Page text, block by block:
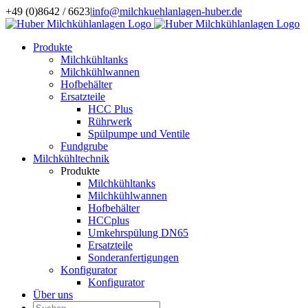
Zum
Inhalt
+49 (0)8642 / 6623|info@milchkuehlanlagen-huber.de
Produkte
Milchkühltanks
Milchkühlwannen
Hofbehälter
Ersatzteile
HCC Plus
Rührwerk
Spülpumpe und Ventile
Fundgrube
Milchkühltechnik
Produkte
Milchkühltanks
Milchkühlwannen
Hofbehälter
HCCplus
Umkehrspülung DN65
Ersatzteile
Sonderanfertigungen
Konfigurator
Konfigurator
Über uns